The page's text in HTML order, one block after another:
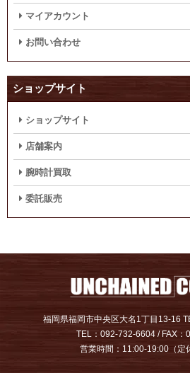
マイアカウント
お問い合わせ
ショップサイト
ショップサイト
店舗案内
腕時計買取
委託販売
福岡県福岡市中央区大名1丁目13-16
TEL：092-732-6604 / FAX：
営業時間：11:00-19:00（定